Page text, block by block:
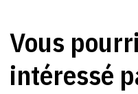
Vous
intéressé